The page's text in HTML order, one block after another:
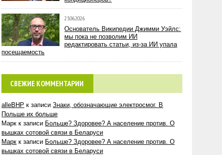
23.06.2026
Основатель Википедии Джимми Уэйлс:
мы пока не позволим ИИ
редактировать статьи, из-за ИИ упала
посещаемость
СВЕЖИЕ КОММЕНТАРИИ
alleBHP к записиЗнаки, обозначающие электросмог. В
Польше их больше
Марк к записи Больше? Здоровее? А население против. О
вышках сотовой связи в Беларуси
Марк к записи Больше? Здоровее? А население против. О
вышках сотовой связи в Беларуси